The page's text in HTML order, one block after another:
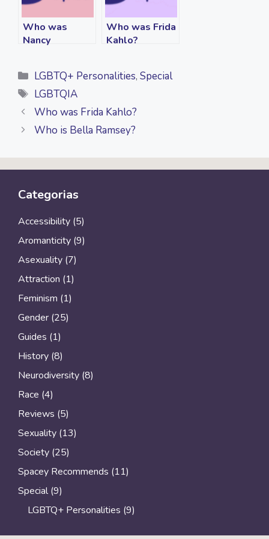
Who was
Nancy
Who was Frida
Kahlo?
Categories
LGBTQ+ Personalities,Special
Tags
LGBTQIA
Who was Frida Kahlo?
Who is Bella Ramsey?
Categorias
Accessibility (5)
Aromanticity (9)
Asexuality (7)
Attraction (1)
Feminism (1)
Gender (25)
Guides (1)
History (8)
Neurodiversity (8)
Race (4)
Reviews (5)
Sexuality (13)
Society (25)
Spacey Recommends (11)
Special(9)
LGBTQ+ Personalities (9)